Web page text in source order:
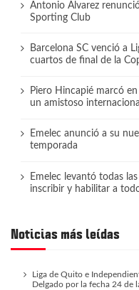
Antonio Álvarez
Sporting Club
Barcelona SC venció a
cuartos de final de la
Piero Hincapié marcó
un amistoso internacional
Emelec anunció a su
temporada
Emelec levantó todas
inscribir y habilitar a
Noticias más leídas
Liga de Quito e
Delgado por la fecha 24 de